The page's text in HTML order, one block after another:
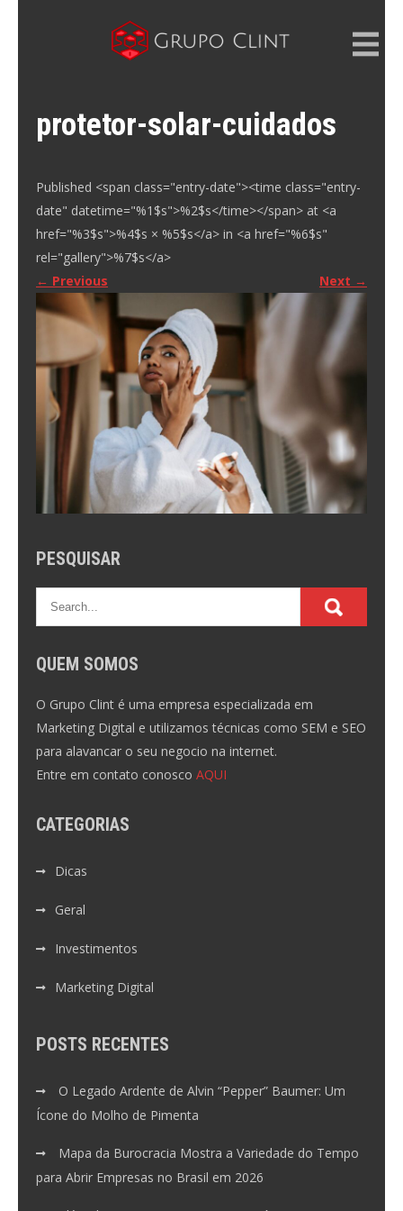
protetor-solar-cuidados
Published <span class="entry-date"><time class="entry-
date" datetime="%1$s">%2$s</time></span> at <a
href="%3$s">%4$s × %5$s</a> in <a href="%6$s"
rel="gallery">%7$s</a>
← Previous Next →
PESQUISAR
QUEM SOMOS
O Grupo Clint é uma empresa especializada em
Marketing Digital e utilizamos técnicas como SEM e SEO
para alavancar o seu negocio na internet.
Entre em contato conosco AQUI
CATEGORIAS
Dicas
Geral
Investimentos
Marketing Digital
POSTS RECENTES
O Legado Ardente de Alvin “Pepper” Baumer: Um
Ícone do Molho de Pimenta
Mapa da Burocracia Mostra a Variedade do Tempo
para Abrir Empresas no Brasil em 2026